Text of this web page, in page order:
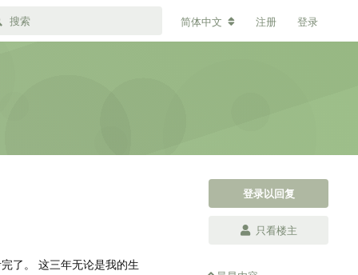
简体中文 注册 登录
登录以回复
只看楼主
了。 这三年无论是我的生